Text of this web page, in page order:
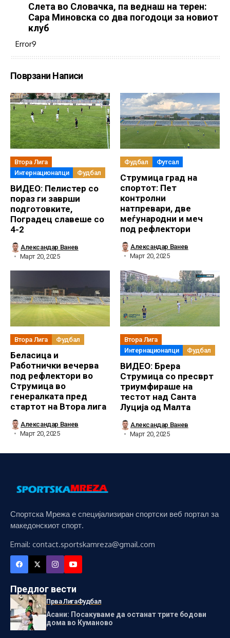
Слетa во Словачка, па веднаш на терен:
Сара Миновска со два погодоци за новиот
клуб
Error9
Поврзани Написи
Втора Лига
Интернационалци
Фудбал
ВИДЕО: Пелистер со
пораз ги заврши
подготовките,
Поградец славеше со
4-2
Александар Ванев
Март 20, 2025
Фудбал Футсал
Струмица град на
спортот: Пет
контролни
натпревари, две
меѓународни и меч
под рефлектори
Александар Ванев
Март 20, 2025
Втора Лига Фудбал
Беласица и
Работнички вечерва
под рефлектори во
Струмица во
генералката пред
стартот на Втора лига
Александар Ванев
Март 20, 2025
Втора Лига
Интернационалци
Фудбал
ВИДЕО: Брера
Струмица со пресврт
триумфираше на
тестот над Санта
Луција од Малта
Александар Ванев
Март 20, 2025
Спортска Мрежа е специјализиран спортски веб портал за
македонскиот спорт.
Email: contact.sportskamreza@gmail.com
Предлог вести
Прва ЛигаФудбал
Асани: Посакуваме да останат трите бодови
дома во Куманово